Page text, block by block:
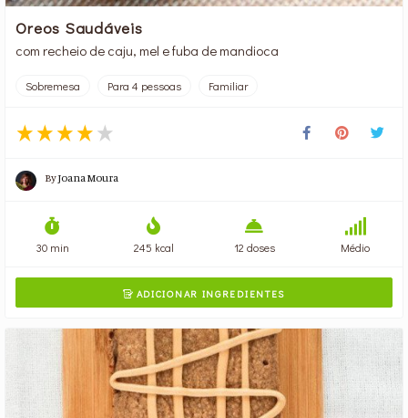
Oreos Saudáveis
com recheio de caju, mel e fuba de mandioca
Sobremesa Para 4 pessoas Familiar
ByJoana Moura
30 min 245 kcal 12 doses Médio
ADICIONAR INGREDIENTES